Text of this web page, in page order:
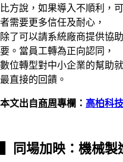
比方說，如果導入不順利，
者需要更多信任及耐心，
除了可以請系統廠商提供協
要。當員工轉為正向認同，
數位轉型對中小企業的幫助
最直接的回饋。
本文出自商周專欄： 高柏科
同場加映：機械